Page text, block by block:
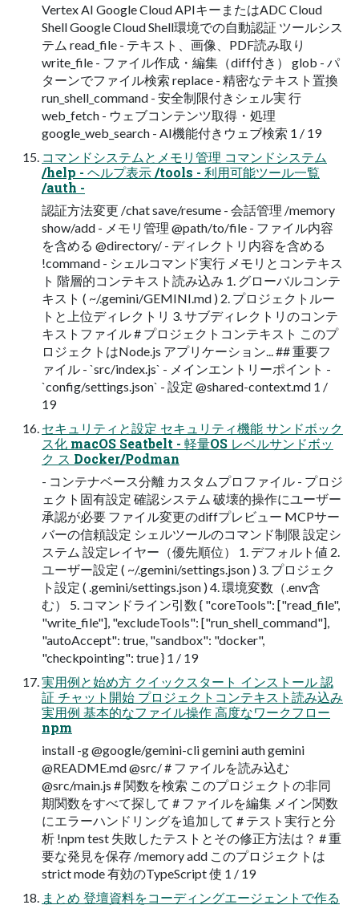
Vertex AI Google Cloud APIキーまたはADC Cloud
Shell Google Cloud Shell環境での自動認証 ツールシス
テム read_file - テキスト、画像、PDF読み取り
write_file - ファイル作成・編集（diff付き） glob - パ
ターンでファイル検索 replace - 精密なテキスト置換
run_shell_command - 安全制限付きシェル実 行
web_fetch - ウェブコンテンツ取得・処理
google_web_search - AI機能付きウェブ検索 1 / 19
コマンドシステムとメモリ管理 コマンドシステム
/help - ヘルプ表示 /tools - 利用可能ツール一覧
/auth -
認証方法変更 /chat save/resume - 会話管理 /memory
show/add - メモリ管理 @path/to/file - ファイル内容
を含める @directory/ - ディレクトリ内容を含める
!command - シェルコマンド実行 メモリとコンテキス
ト 階層的コンテキスト読み込み 1. グローバルコンテ
キスト ( ~/.gemini/GEMINI.md ) 2. プロジェクトルー
トと上位ディレクトリ 3. サブディレクトリのコンテ
キストファイル # プロジェクトコンテキスト このプ
ロジェクトはNode.js アプリケーション... ## 重要フ
ァイル - `src/index.js` - メインエントリーポイント -
`config/settings.json` - 設定 @shared-context.md 1 /
19
セキュリティと設定 セキュリティ機能 サンドボック
ス化 macOS Seatbelt - 軽量OS レベルサンドボッ
ク ス Docker/Podman
- コンテナベース分離 カスタムプロファイル - プロジ
ェクト固有設定 確認システム 破壊的操作にユーザー
承認が必要 ファイル変更のdiffプレビュー MCPサー
バーの信頼設定 シェルツールのコマンド制限 設定シ
ステム 設定レイヤー（優先順位） 1. デフォルト値 2.
ユーザー設定 ( ~/.gemini/settings.json ) 3. プロジェク
ト設定 ( .gemini/settings.json ) 4. 環境変数（.env含
む） 5. コマンドライン引数 { "coreTools": ["read_file",
"write_file"], "excludeTools": ["run_shell_command"],
"autoAccept": true, "sandbox": "docker",
"checkpointing": true } 1 / 19
実用例と始め方 クイックスタート インストール 認
証 チャット開始 プロジェクトコンテキスト読み込み
実用例 基本的なファイル操作 高度なワークフロー
npm
install -g @google/gemini-cli gemini auth gemini
@README.md @src/ # ファイルを読み込む
@src/main.js # 関数を検索 このプロジェクトの非同
期関数をすべて探して # ファイルを編集 メイン関数
にエラーハンドリングを追加して # テスト実行と分
析 !npm test 失敗したテストとその修正方法は？ # 重
要な発見を保存 /memory add このプロジェクトは
strict mode 有効のTypeScript 使 1 / 19
まとめ 登壇資料をコーディングエージェントで作る